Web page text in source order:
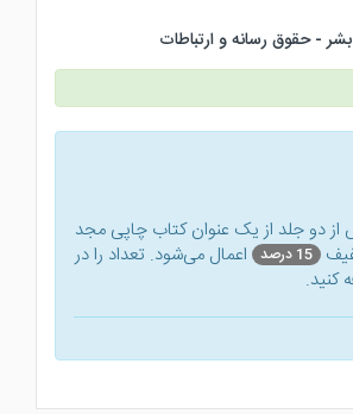
- حقوق رسانه و ارتباطات
از دو جلد از یک عنوان کتاب‌ چاپی مجد
15 درصد
اعمال می‌شود. تعداد را در
کنید.